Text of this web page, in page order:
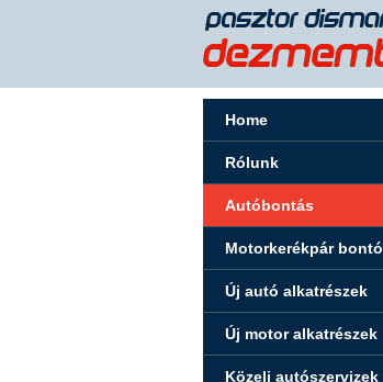
Home
Rólunk
Autóbontás
Motorkerékpár bontó
Új autó alkatrészek
Új motor alkatrészek
Közeli autószervizek